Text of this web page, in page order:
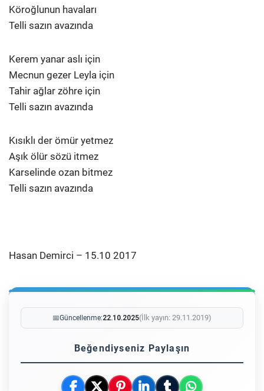
Köroğlunun havaları
Telli sazın avazında
Kerem yanar aslı için
Mecnun gezer Leyla için
Tahir ağlar zöhre için
Telli sazın avazında
Kısıklı der ömür yetmez
Aşık ölür sözü itmez
Karselinde ozan bitmez
Telli sazın avazında
Hasan Demirci – 15.10 2017
📅Güncellenme:22.10.2025(İlk yayın: 29.11.2019)
Beğendiyseniz Paylaşın